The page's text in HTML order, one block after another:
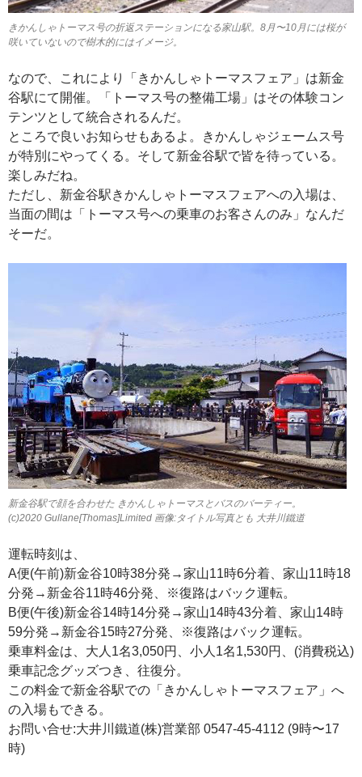
きかんしゃトーマス号の折返ステーションになる家山駅。8月〜10月には桜が
咲いていないので樹木的にはイメージ。
なので、これにより「きかんしゃトーマスフェア」は新金
谷駅にて開催。「トーマス号の整備工場」はその体験コン
テンツとして統合されるんだ。
ところで良いお知らせもあるよ。きかんしゃジェームス号
が特別にやってくる。そして新金谷駅で皆を待っている。
楽しみだね。
ただし、新金谷駅きかんしゃトーマスフェアへの入場は、
当面の間は「トーマス号への乗車のお客さんのみ」なんだ
そーだ。
新金谷駅で顔を合わせた きかんしゃトーマスとバスのバーティー。
(c)2020 Gullane[Thomas]Limited 画像:タイトル写真とも 大井川鐵道
運転時刻は、
A便(午前)新金谷10時38分発→家山11時6分着、家山11時18
分発→新金谷11時46分発、※復路はバック運転。
B便(午後)新金谷14時14分発→家山14時43分着、家山14時
59分発→新金谷15時27分発、※復路はバック運転。
乗車料金は、大人1名3,050円、小人1名1,530円、(消費税込)
乗車記念グッズつき、往復分。
この料金で新金谷駅での「きかんしゃトーマスフェア」へ
の入場もできる。
お問い合せ:大井川鐵道(株)営業部 0547-45-4112 (9時〜17
時)